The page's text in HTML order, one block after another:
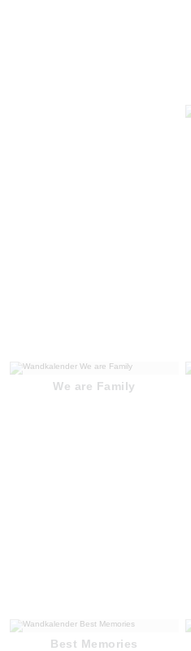
We are Family
Best Memories